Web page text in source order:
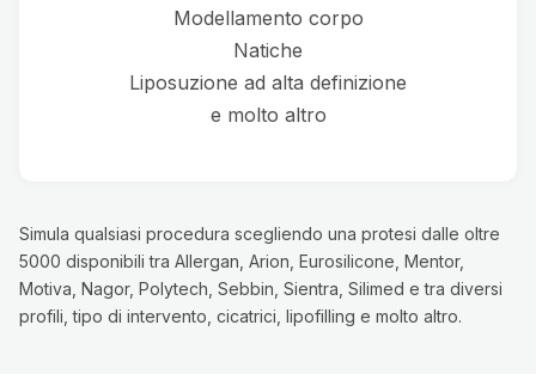
Modellamento corpo
Natiche
Liposuzione ad alta definizione
e molto altro
Simula qualsiasi procedura scegliendo una protesi dalle oltre
5000 disponibili tra Allergan, Arion, Eurosilicone, Mentor,
Motiva, Nagor, Polytech, Sebbin, Sientra, Silimed e tra diversi
profili, tipo di intervento, cicatrici, lipofilling e molto altro.